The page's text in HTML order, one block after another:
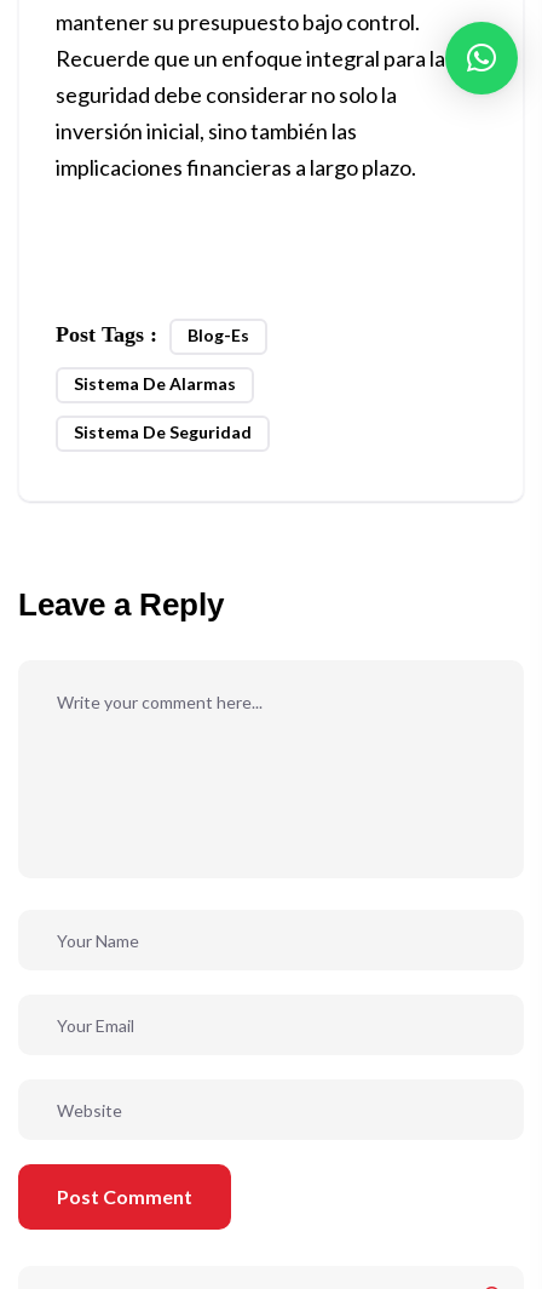
mantener su presupuesto bajo control.
Recuerde que un enfoque integral para la
seguridad debe considerar no solo la
inversión inicial, sino también las
implicaciones financieras a largo plazo.
Post Tags : Blog-Es
Sistema De Alarmas
Sistema De Seguridad
Leave a Reply
Post Comment